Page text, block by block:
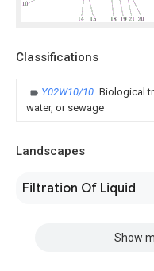
Classifications
Y02W10/10 Biological
water, or sewage
Landscapes
Filtration Of Liquid
Show